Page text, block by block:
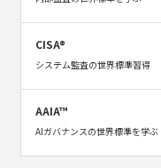
CISA®
システム監査の世界標準習得
AAIA™
AIガバナンスの世界標準を学ぶ